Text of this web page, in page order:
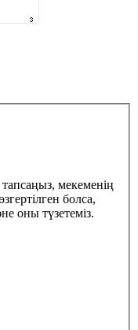
тапсаңыз, мекеменің
болса,
оны түзетеміз.